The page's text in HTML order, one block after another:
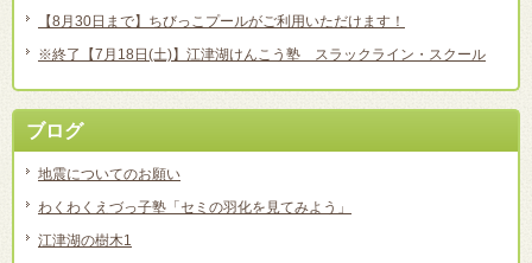
【8月30日まで】ちびっこプールがご利用いただけます！
※終了【7月18日(土)】江津湖けんこう塾 スラックライン・スクール
ブログ
地震についてのお願い
わくわくえづっ子塾「セミの羽化を見てみよう」
江津湖の樹木1